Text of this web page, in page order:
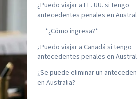
¿Puedo viajar a EE. UU. si tengo
antecedentes penales en
*¿Cómo ingresa?*
¿Puedo viajar a Canadá si tengo
antecedentes penales en
¿Se puede eliminar un
en Australia?